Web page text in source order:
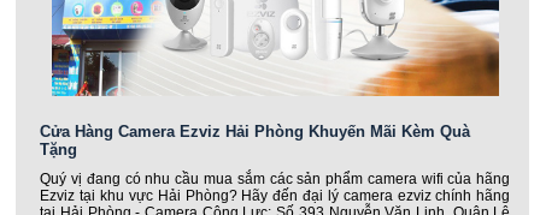
Cửa Hàng Camera Ezviz Hải Phòng Khuyến Mãi Kèm Quà
Tặng
Quý vị đang có nhu cầu mua sắm các sản phẩm camera wifi của hãng
Ezviz tại khu vực Hải Phòng? Hãy đến đại lý camera ezviz chính hãng